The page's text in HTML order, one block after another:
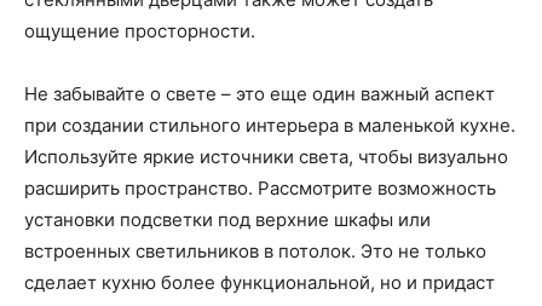
ощущение просторности.
Не забывайте о свете – это еще один важный аспект
при создании стильного интерьера в маленькой кухне.
Используйте яркие источники света, чтобы визуально
расширить пространство. Рассмотрите возможность
установки подсветки под верхние шкафы или
встроенных светильников в потолок. Это не только
сделает кухню более функциональной, но и придаст